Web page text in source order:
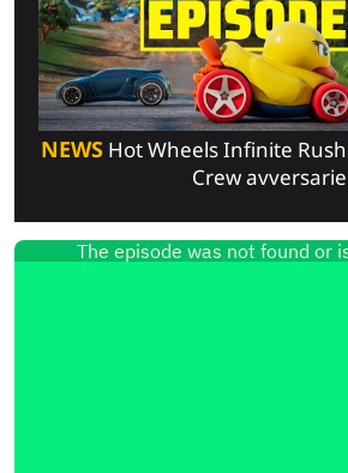
NEWS Hot Wheels Infinite
Crew avversarie